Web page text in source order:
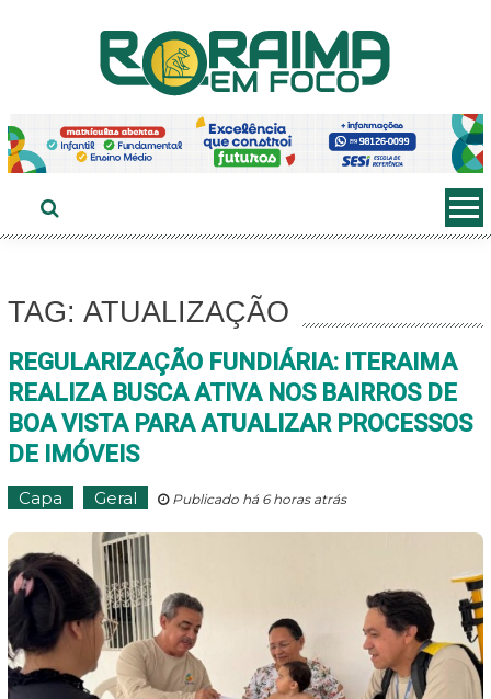
TAG: ATUALIZAÇÃO
REGULARIZAÇÃO FUNDIÁRIA: ITERAIMA
REALIZA BUSCA ATIVA NOS BAIRROS DE
BOA VISTA PARA ATUALIZAR PROCESSOS
DE IMÓVEIS
Capa Geral Publicado há 6 horas atrás